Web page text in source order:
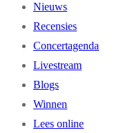
Nieuws
Recensies
Concertagenda
Livestream
Blogs
Winnen
Lees online